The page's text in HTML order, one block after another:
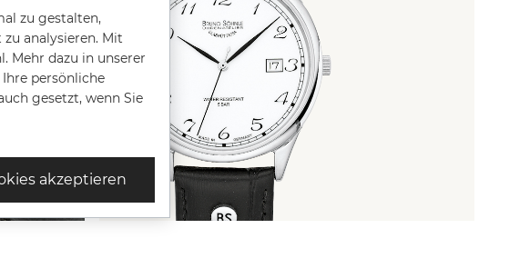
zu gestalten,
analysieren. Mit
Mehr dazu in unserer
persönliche
gesetzt, wenn Sie
akzeptieren